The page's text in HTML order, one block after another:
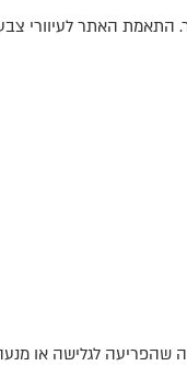
התאמת האתר לעיוורי
לגלישה או